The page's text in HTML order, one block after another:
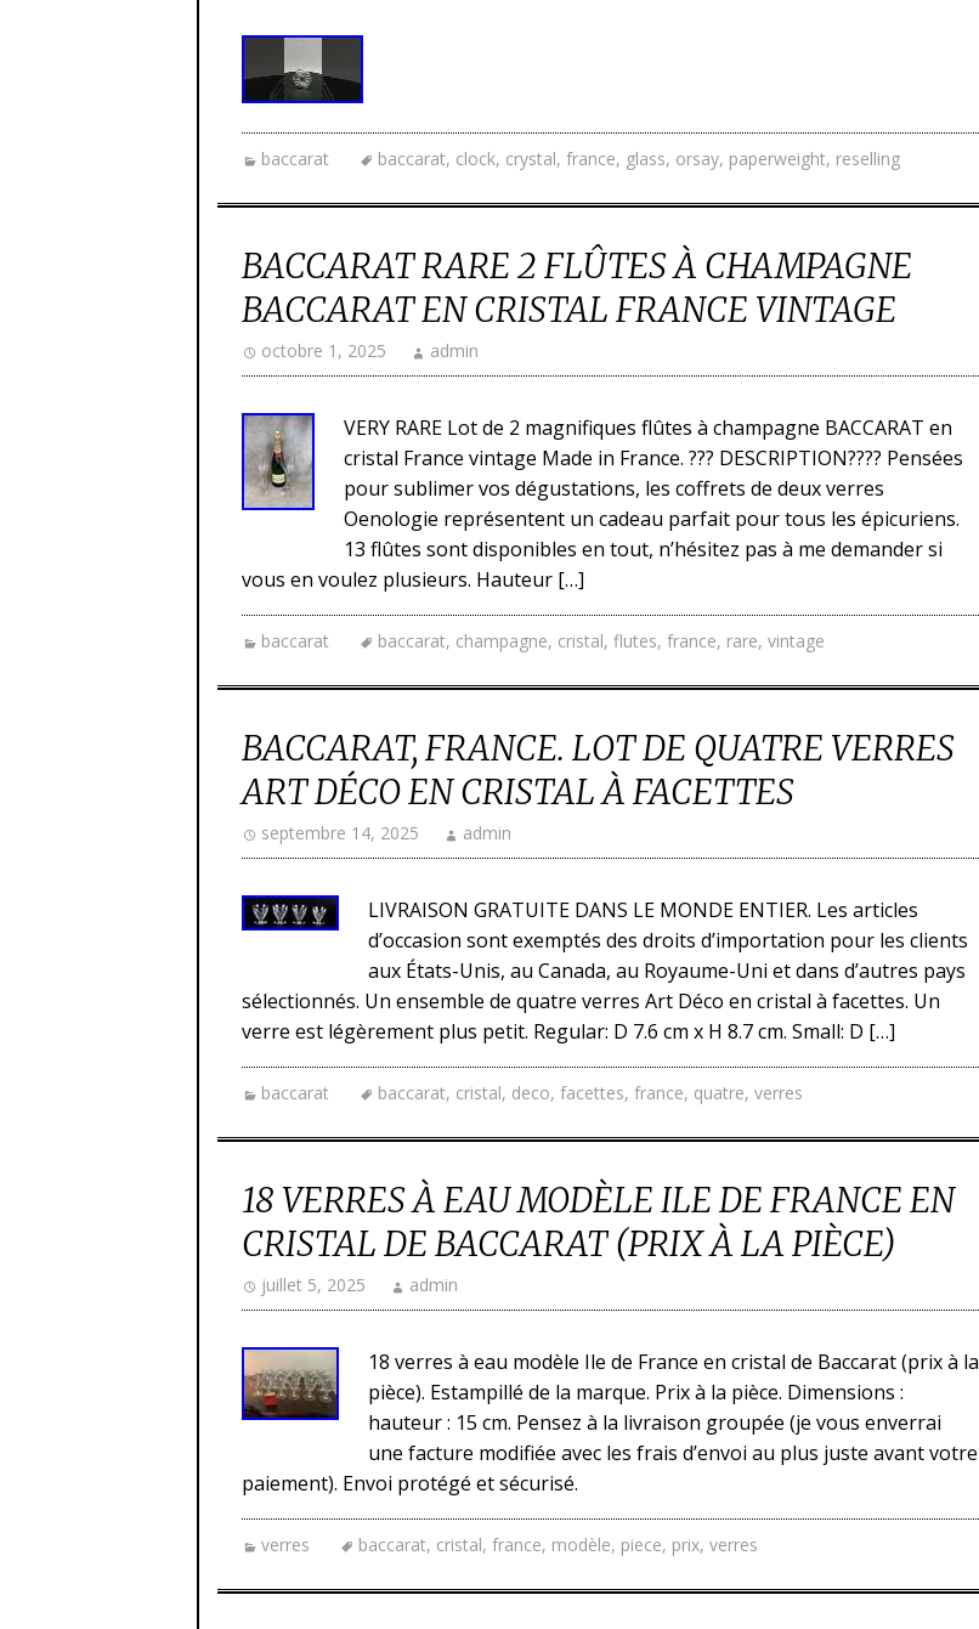
baccarat baccarat, clock, crystal, france, glass, orsay, paperweight, reselling
BACCARAT RARE 2 FLÛTES À CHAMPAGNE
BACCARAT EN CRISTAL FRANCE VINTAGE
octobre 1, 2025 admin
VERY RARE Lot de 2 magnifiques flûtes à champagne BACCARAT en
cristal France vintage Made in France. ??? DESCRIPTION???? Pensées
pour sublimer vos dégustations, les coffrets de deux verres
Oenologie représentent un cadeau parfait pour tous les épicuriens.
13 flûtes sont disponibles en tout, n’hésitez pas à me demander si
vous en voulez plusieurs. Hauteur […]
baccarat baccarat, champagne, cristal, flutes, france, rare, vintage
BACCARAT, FRANCE. LOT DE QUATRE VERRES
ART DÉCO EN CRISTAL À FACETTES
septembre 14, 2025 admin
LIVRAISON GRATUITE DANS LE MONDE ENTIER. Les articles
d’occasion sont exemptés des droits d’importation pour les clients
aux États-Unis, au Canada, au Royaume-Uni et dans d’autres pays
sélectionnés. Un ensemble de quatre verres Art Déco en cristal à facettes. Un
verre est légèrement plus petit. Regular: D 7.6 cm x H 8.7 cm. Small: D […]
baccarat baccarat, cristal, deco, facettes, france, quatre, verres
18 VERRES À EAU MODÈLE ILE DE FRANCE EN
CRISTAL DE BACCARAT (PRIX À LA PIÈCE)
juillet 5, 2025 admin
18 verres à eau modèle Ile de France en cristal de Baccarat (prix à la
pièce). Estampillé de la marque. Prix à la pièce. Dimensions :
hauteur : 15 cm. Pensez à la livraison groupée (je vous enverrai
une facture modifiée avec les frais d’envoi au plus juste avant votre
paiement). Envoi protégé et sécurisé.
verres baccarat, cristal, france, modèle, piece, prix, verres